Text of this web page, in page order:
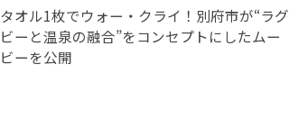
タオル1枚でウォー・クライ！別府市が“ラグ
ビーと温泉の融合”をコンセプトにしたムー
ビーを公開